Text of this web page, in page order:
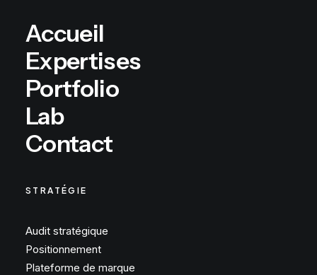
Accueil
Expertises
Portfolio
Lab
Contact
STRATÉGIE
Audit stratégique
Positionnement
Plateforme de marque